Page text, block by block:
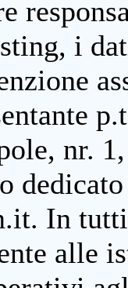
i
nr.
In
alle